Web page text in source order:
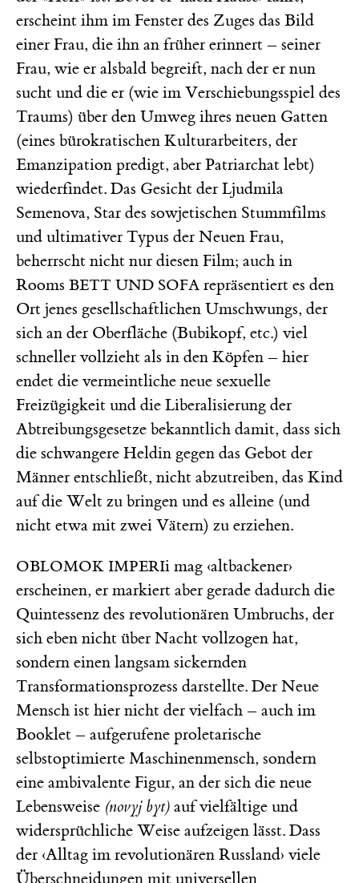
erscheint ihm im Fenster des Zuges das Bild
einer Frau, die ihn an früher erinnert – seiner
Frau, wie er alsbald begreift, nach der er nun
sucht und die er (wie im Verschiebungsspiel des
Traums) über den Umweg ihres neuen Gatten
(eines bürokratischen Kulturarbeiters, der
Emanzipation predigt, aber Patriarchat lebt)
wiederfindet. Das Gesicht der Ljudmila
Semenova, Star des sowjetischen Stummfilms
und ultimativer Typus der Neuen Frau,
beherrscht nicht nur diesen Film; auch in
Rooms BETT UND SOFA repräsentiert es den
Ort jenes gesellschaftlichen Umschwungs, der
sich an der Oberfläche (Bubikopf, etc.) viel
schneller vollzieht als in den Köpfen – hier
endet die vermeintliche neue sexuelle
Freizügigkeit und die Liberalisierung der
Abtreibungsgesetze bekanntlich damit, dass sich
die schwangere Heldin gegen das Gebot der
Männer entschließt, nicht abzutreiben, das Kind
auf die Welt zu bringen und es alleine (und
nicht etwa mit zwei Vätern) zu erziehen.
OBLOMOK IMPERIi mag ‹altbackener›
erscheinen, er markiert aber gerade dadurch die
Quintessenz des revolutionären Umbruchs, der
sich eben nicht über Nacht vollzogen hat,
sondern einen langsam sickernden
Transformationsprozess darstellte. Der Neue
Mensch ist hier nicht der vielfach – auch im
Booklet – aufgerufene proletarische
selbstoptimierte Maschinenmensch, sondern
eine ambivalente Figur, an der sich die neue
Lebensweise (novyj byt) auf vielfältige und
widersprüchliche Weise aufzeigen lässt. Dass
der ‹Alltag im revolutionären Russland› viele
Überschneidungen mit universellen